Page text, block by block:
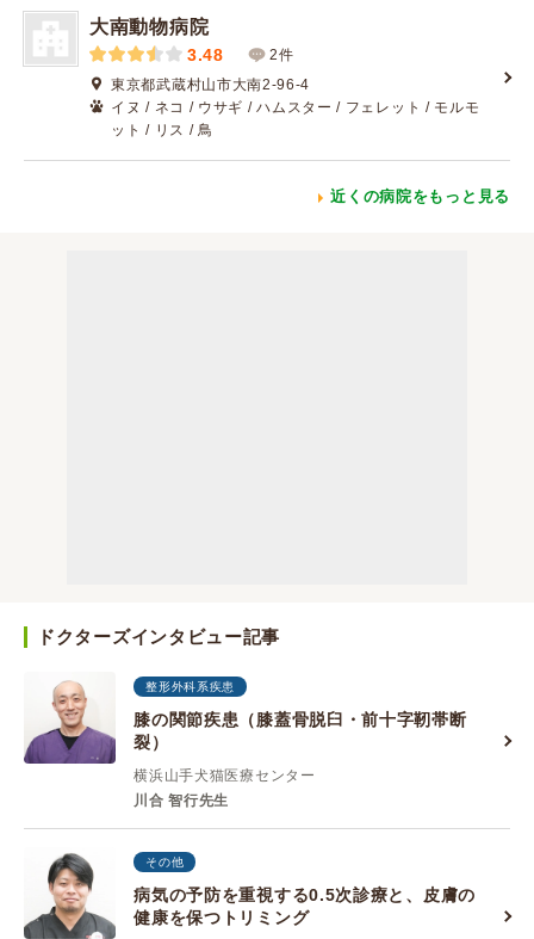
大南動物病院
3.48
2件
東京都武蔵村山市大南2-96-4
イヌ / ネコ / ウサギ / ハムスター / フェレット / モルモ
ット / リス / 鳥
近くの病院をもっと見る
ドクターズインタビュー記事
整形外科系疾患
膝の関節疾患（膝蓋骨脱臼・前十字靭帯断
裂）
横浜山手犬猫医療センター
川合 智行先生
その他
病気の予防を重視する0.5次診療と、皮膚の
健康を保つトリミング